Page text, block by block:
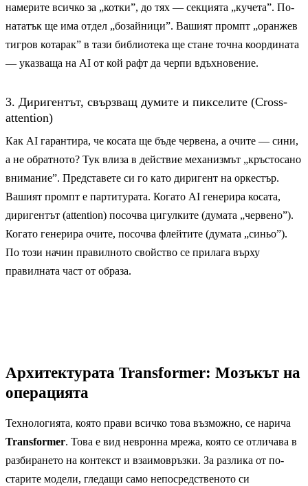
намерите всичко за „котки”, до тях — секцията „кучета”. По-
нататък ще има отдел „бозайници”. Вашият промпт „оранжев
тигров котарак” в тази библиотека ще стане точна координата
— указваща на AI от кой рафт да черпи вдъхновение.
3. Диригентът, свързващ думите и пикселите (Cross-
attention)
Как AI гарантира, че косата ще бъде червена, а очите — сини,
а не обратното? Тук влиза в действие механизмът „кръстосано
внимание”. Представете си го като диригент на оркестър.
Вашият промпт е партитурата. Когато AI генерира косата,
диригентът (attention) посочва цигулките (думата „червено”).
Когато генерира очите, посочва флейтите (думата „синьо”).
По този начин правилното свойство се прилага върху
правилната част от образа.
Архитектурата Transformer: Мозъкът на
операцията
Технологията, която прави всичко това възможно, се нарича
Transformer. Това е вид невронна мрежа, която се отличава в
разбирането на контекст и взаимовръзки. За разлика от по-
старите модели, гледащи само непосредственото си